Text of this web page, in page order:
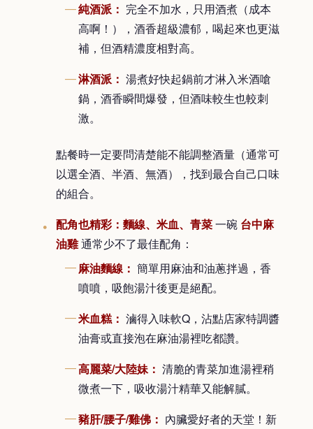
純酒派： 完全不加水，只用酒煮（成本
高啊！），酒香超級濃郁，喝起來也更滋
補，但酒精濃度相對高。
淋酒派： 湯煮好快起鍋前才淋入米酒嗆
鍋，酒香瞬間爆發，但酒味較生也較刺
激。
點餐時一定要問清楚能不能調整酒量（通常可
以選全酒、半酒、無酒），找到最合自己口味
的組合。
配角也精彩：麵線、米血、青菜一碗 台中麻
油雞通常少不了最佳配角：
麻油麵線： 簡單用麻油和油蔥拌過，香
噴噴，吸飽湯汁後更是絕配。
米血糕： 滷得入味軟Q，沾點店家特調醬
油膏或直接泡在麻油湯裡吃都讚。
高麗菜/大陸妹： 清脆的青菜加進湯裡稍
微煮一下，吸收湯汁精華又能解膩。
豬肝/腰子/雞佛： 內臟愛好者的天堂！新